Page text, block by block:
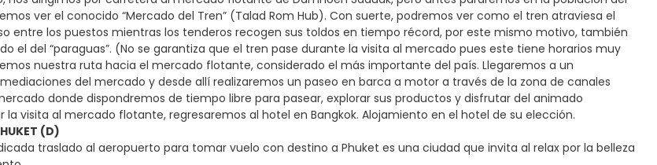
ver el conocido “Mercado del Tren” (Talad Rom Hub). Con suerte, podremos ver como el tren atraviesa el
entre los puestos mientras los tenderos recogen sus toldos en tiempo récord, por este mismo motivo, también
el del “paraguas”. (No se garantiza que el tren pase durante la visita al mercado pues este tiene horarios muy
nuestra ruta hacia el mercado flotante, considerado el más importante del país. Llegaremos a un
del mercado y desde allí realizaremos un paseo en barca a motor a través de la zona de canales
donde dispondremos de tiempo libre para pasear, explorar sus productos y disfrutar del animado
la visita al mercado flotante, regresaremos al hotel en Bangkok. Alojamiento en el hotel de su elección.
(D)
traslado al aeropuerto para tomar vuelo con destino a Phuket es una ciudad que invita al relax por la belleza